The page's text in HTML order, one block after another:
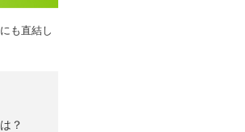
も直結し
？